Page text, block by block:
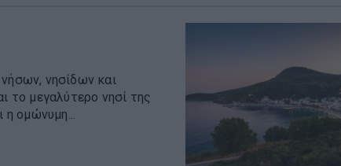
νησίδων και
το μεγαλύτερο νησί της
η ομώνυμη...